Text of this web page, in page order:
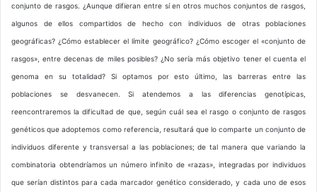
conjunto de rasgos. ¿Aunque difieran entre sí en otros muchos conjuntos de rasgos,
algunos de ellos compartidos de hecho con individuos de otras poblaciones
geográficas? ¿Cómo establecer el límite geográfico? ¿Cómo escoger el «conjunto de
rasgos», entre decenas de miles posibles? ¿No sería más objetivo tener el cuenta el
genoma en su totalidad? Si optamos por esto último, las barreras entre las
poblaciones se desvanecen. Si atendemos a las diferencias genotípicas,
reencontraremos la dificultad de que, según cuál sea el rasgo o conjunto de rasgos
genéticos que adoptemos como referencia, resultará que lo comparte un conjunto de
individuos diferente y transversal a las poblaciones; de tal manera que variando la
combinatoria obtendríamos un número infinito de «razas», integradas por individuos
que serían distintos para cada marcador genético considerado, y cada uno de esos